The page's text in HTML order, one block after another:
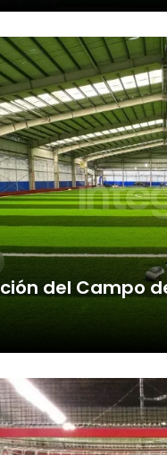
padel Origin
del Campo
seguimos